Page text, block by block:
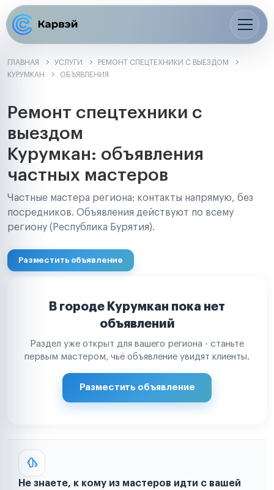
ГЛАВНАЯ УСЛУГИ
РЕМОНТ СПЕЦТЕХНИКИ С ВЫЕЗДОМ
КУРУМКАН
ОБЪЯВЛЕНИЯ
Ремонт спецтехники с
выездом
Курумкан: объявления
частных мастеров
Частные мастера региона: контакты напрямую, без
посредников. Объявления действуют по всему
региону (Республика Бурятия).
Разместить объявление
В городе Курумкан пока нет
объявлений
Раздел уже открыт для вашего региона - станьте
первым мастером, чьё объявление увидят клиенты.
Разместить объявление
Не знаете, к кому из мастеров идти с вашей